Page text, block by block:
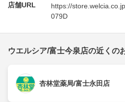
店舗URL
https://
079D
ウエルシア/富士今泉店の近くの
杏林堂薬局/富士永田店